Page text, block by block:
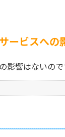
ービスへの
影響はないので